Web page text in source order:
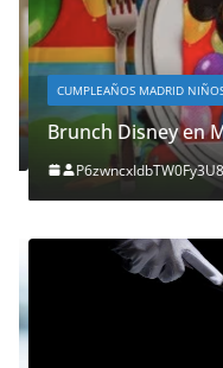
CUMPLEAÑOS MADRID NIÑOS
Brunch Disney en